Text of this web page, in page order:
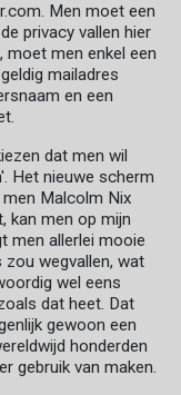
Men moet een
privacy vallen hier
moet men enkel een
mailadres
en een
dat men wil
Het nieuwe scherm
Malcolm Nix
kan men op mijn
men allerlei mooie
wegvallen, wat
wel eens
dat heet. Dat
gewoon een
honderden
gebruik van maken.